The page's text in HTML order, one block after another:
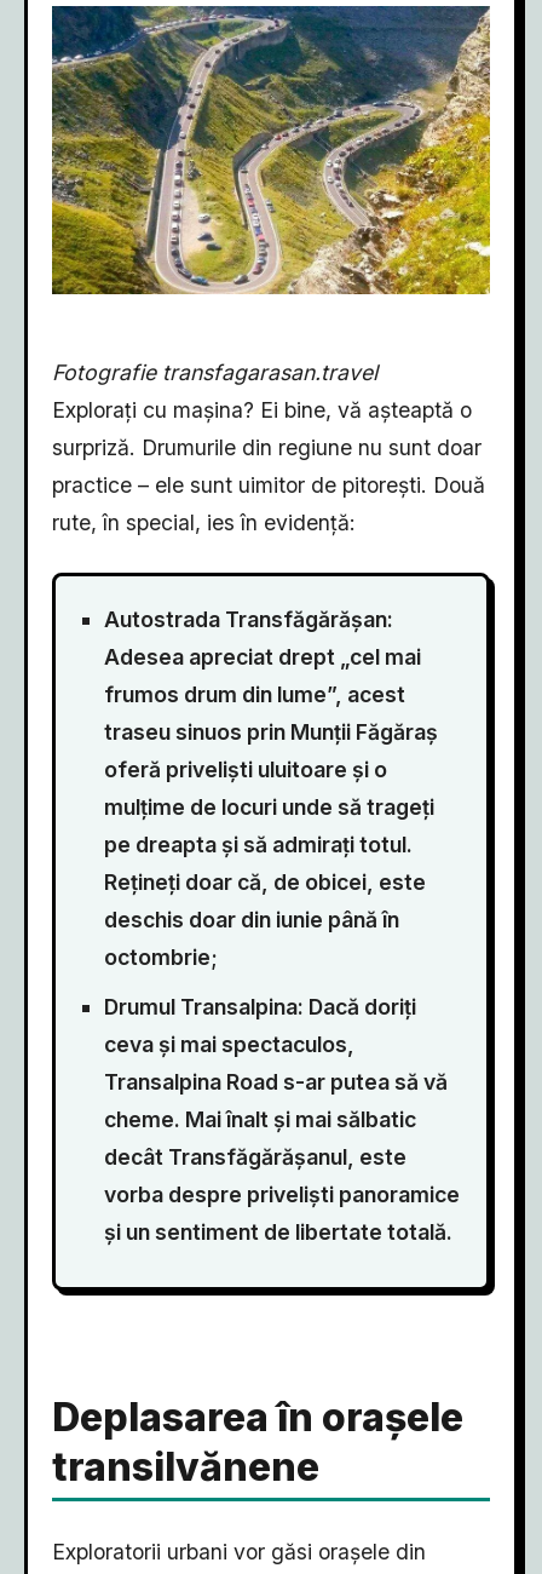
Fotografie transfagarasan.travel
Explorați cu mașina? Ei bine, vă așteaptă o
surpriză. Drumurile din regiune nu sunt doar
practice – ele sunt uimitor de pitorești. Două
rute, în special, ies în evidență:
Autostrada Transfăgărășan:
Adesea apreciat drept „cel mai
frumos drum din lume”, acest
traseu sinuos prin Munții Făgăraș
oferă priveliști uluitoare și o
mulțime de locuri unde să trageți
pe dreapta și să admirați totul.
Rețineți doar că, de obicei, este
deschis doar din iunie până în
octombrie;
Drumul Transalpina: Dacă doriți
ceva și mai spectaculos,
Transalpina Road s-ar putea să vă
cheme. Mai înalt și mai sălbatic
decât Transfăgărășanul, este
vorba despre priveliști panoramice
și un sentiment de libertate totală.
Deplasarea în orașele
transilvănene
Exploratorii urbani vor găsi orașele din